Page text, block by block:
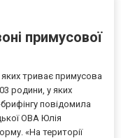
примусової
яких триває примусова
родини, у яких
повідомила
ОВА Юлія
«На території